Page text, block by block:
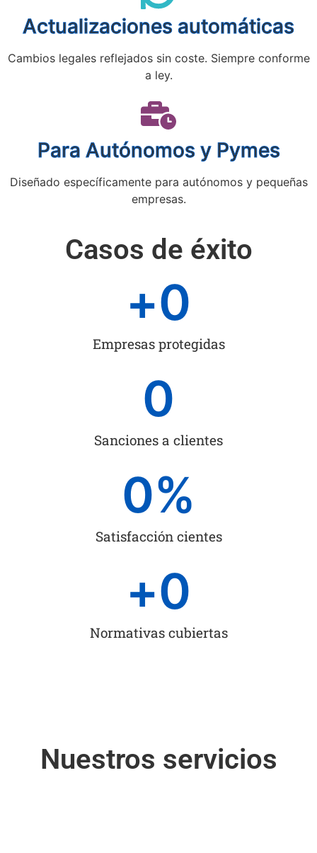
Actualizaciones automáticas
Cambios legales reflejados sin coste. Siempre conforme
a ley.
Para Autónomos y Pymes
Diseñado específicamente para autónomos y pequeñas
empresas.
Casos de éxito
Empresas protegidas
+0
Sanciones a clientes
0
Satisfacción cientes
0%
Normativas cubiertas
+0
Nuestros servicios